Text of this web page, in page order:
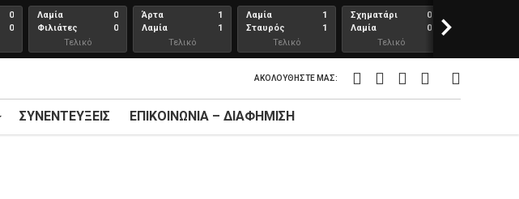
0
0
Λαμία
Φιλιάτες
0
0
Τελικό
Αποτέλεσμα
Άρτα
Λαμία
1
1
Τελικό
αποτέλεσμα
Λαμία
Σταυρός
1
1
Τελικό
αποτέλεσμα
Σχηματάρι
Λαμία
0
0
Τελικό
αποτέλεσμα
>
ΑΚΟΛΟΥΘΉΣΤΕ ΜΑΣ:
ΣΥΝΕΝΤΕΎΞΕΙΣ ΕΠΙΚΟΙΝΩΝΊΑ – ΔΙΑΦΉΜΙΣΗ